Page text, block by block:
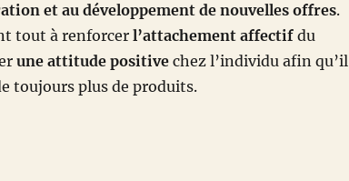
et au développement de nouvelles offres.
tout à renforcerl’attachement affectifdu
une attitude positive chez l’individu afin qu’il
toujours plus de produits.